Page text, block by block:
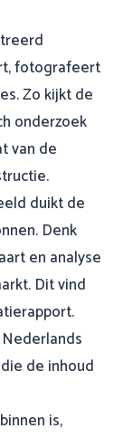
fotografeert
Zo kijkt de
onderzoek
van de
duikt de
Denk
en analyse
Dit vind
de inhoud
is,